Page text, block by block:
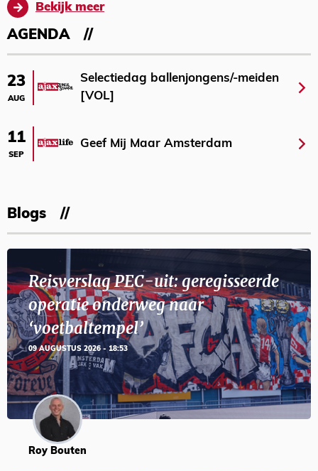
Bekijk meer
AGENDA
23
AUG
Selectiedag ballenjongens/-meiden
[VOL]
11
SEP
Geef Mij Maar Amsterdam
Blogs
Reisverslag PEC-uit: geregisseerde
operatie onderweg naar
‘voetbaltempel’
09 AUGUSTUS 2026 - 18:53
Roy Bouten